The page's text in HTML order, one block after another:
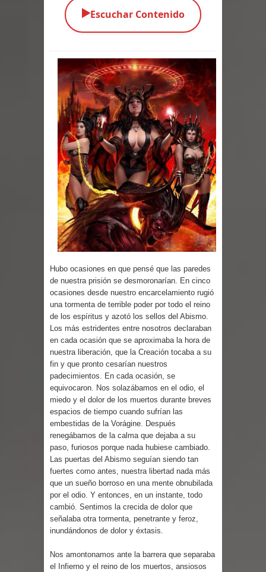
Exaltados y Muertos Vivientes
Los Muertos se Levantan (Relato)
Los Monstruos más Buscados
Parte 09: Los Muertos Cuentan
Cuentos
Parte 08: Ultratumba
Parte 07: Asuntos que Resolver
Parte 06: El Trato con los Muertos
Parte 05: Sitiados
▶️Escuchar Contenido
Hubo ocasiones en que pensé que las paredes
de nuestra prisión se desmoronarían. En cinco
ocasiones desde nuestro encarcelamiento rugió
una tormenta de terrible poder por todo el reino
de los espíritus y azotó los sellos del Abismo.
Los más estridentes entre nosotros declaraban
en cada ocasión que se aproximaba la hora de
nuestra liberación, que la Creación tocaba a su
fin y que pronto cesarían nuestros
padecimientos. En cada ocasión, se
equivocaron. Nos solazábamos en el odio, el
miedo y el dolor de los muertos durante breves
espacios de tiempo cuando sufrían las
embestidas de la Vorágine. Después
renegábamos de la calma que dejaba a su
paso, furiosos porque nada hubiese cambiado.
Las puertas del Abismo seguían siendo tan
fuertes como antes, nuestra libertad nada más
que un sueño borroso en una mente obnubilada
por el odio. Y entonces, en un instante, todo
cambió. Sentimos la crecida de dolor que
señalaba otra tormenta, penetrante y feroz,
inundándonos de dolor y éxtasis.
Nos amontonamos ante la barrera que separaba
el Infierno y el reino de los muertos, ansiosos